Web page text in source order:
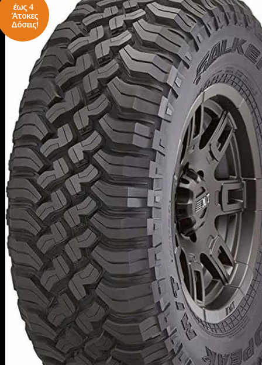
έως 4
Άτοκες
Δόσεις!